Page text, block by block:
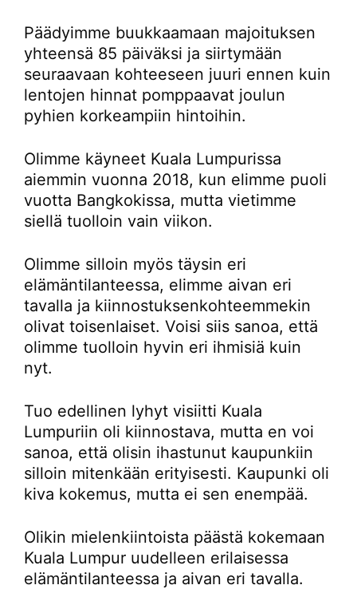
Päädyimme buukkaamaan majoituksen
yhteensä 85 päiväksi ja siirtymään
seuraavaan kohteeseen juuri ennen kuin
lentojen hinnat pomppaavat joulun
pyhien korkeampiin hintoihin.
Olimme käyneet Kuala Lumpurissa
aiemmin vuonna 2018, kun elimme puoli
vuotta Bangkokissa, mutta vietimme
siellä tuolloin vain viikon.
Olimme silloin myös täysin eri
elämäntilanteessa, elimme aivan eri
tavalla ja kiinnostuksenkohteemmekin
olivat toisenlaiset. Voisi siis sanoa, että
olimme tuolloin hyvin eri ihmisiä kuin
nyt.
Tuo edellinen lyhyt visiitti Kuala
Lumpuriin oli kiinnostava, mutta en voi
sanoa, että olisin ihastunut kaupunkiin
silloin mitenkään erityisesti. Kaupunki oli
kiva kokemus, mutta ei sen enempää.
Olikin mielenkiintoista päästä kokemaan
Kuala Lumpur uudelleen erilaisessa
elämäntilanteessa ja aivan eri tavalla.